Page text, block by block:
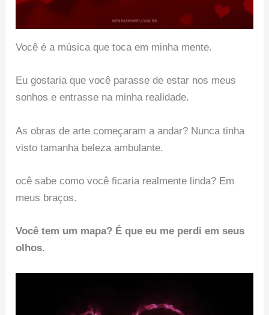
Você é a música que toca em minha mente.
Eu gostaria que você parasse de estar nos meus
sonhos e entrasse na minha realidade.
As obras de arte começaram a andar? Nunca tinha
visto tamanha beleza ambulante.
ocê sabe como você ficaria realmente linda? Em
meus braços.
Você tem um mapa? É que eu me perdi em seus
olhos.